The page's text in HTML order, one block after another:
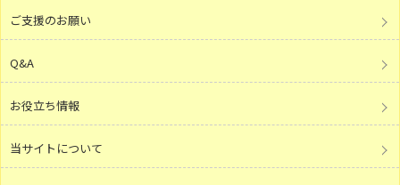
ご支援のお願い
Q&A
お役立ち情報
当サイトについて